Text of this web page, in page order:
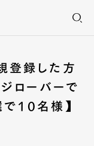
録した方
ローバーで
で10名様】